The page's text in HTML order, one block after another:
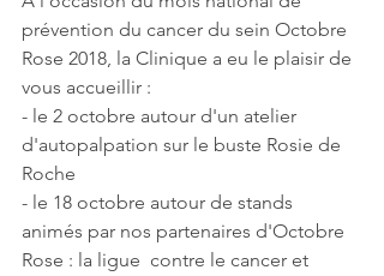
prévention du cancer du sein Octobre
Rose 2018, la Clinique a eu le plaisir de
vous accueillir :
- le 2 octobre autour d'un atelier
d'autopalpation sur le buste Rosie de
Roche
- le 18 octobre autour de stands
animés par nos partenaires d'Octobre
Rose : la ligue  contre le cancer et